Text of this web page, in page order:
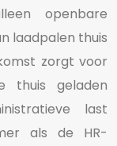
openbare
laadpalen thuis
zorgt voor
geladen
last
als de HR-